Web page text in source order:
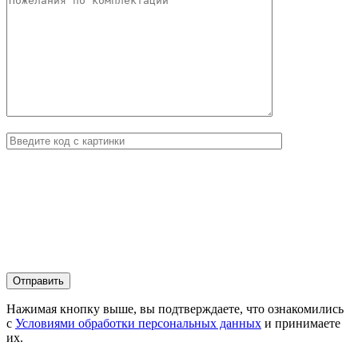
Нажимая кнопку выше, вы подтверждаете, что ознакомились
с Условиями обработки персональных данных и принимаете
их.